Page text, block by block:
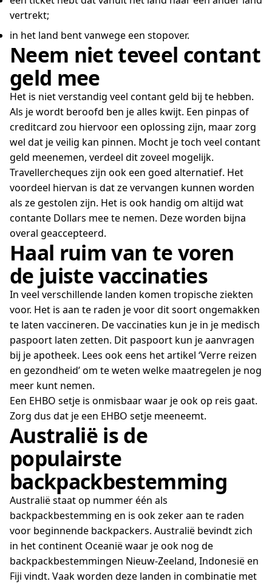
vertrekt;
in het land bent vanwege een stopover.
Neem niet teveel contant
geld mee
Het is niet verstandig veel contant geld bij te hebben.
Als je wordt beroofd ben je alles kwijt. Een pinpas of
creditcard zou hiervoor een oplossing zijn, maar zorg
wel dat je veilig kan pinnen. Mocht je toch veel contant
geld meenemen, verdeel dit zoveel mogelijk.
Travellercheques zijn ook een goed alternatief. Het
voordeel hiervan is dat ze vervangen kunnen worden
als ze gestolen zijn. Het is ook handig om altijd wat
contante Dollars mee te nemen. Deze worden bijna
overal geaccepteerd.
Haal ruim van te voren
de juiste vaccinaties
In veel verschillende landen komen tropische ziekten
voor. Het is aan te raden je voor dit soort ongemakken
te laten vaccineren. De vaccinaties kun je in je medisch
paspoort laten zetten. Dit paspoort kun je aanvragen
bij je apotheek. Lees ook eens het artikel ‘Verre reizen
en gezondheid’ om te weten welke maatregelen je nog
meer kunt nemen.
Een EHBO setje is onmisbaar waar je ook op reis gaat.
Zorg dus dat je een EHBO setje meeneemt.
Australië is de
populairste
backpackbestemming
Australië staat op nummer één als
backpackbestemming en is ook zeker aan te raden
voor beginnende backpackers. Australië bevindt zich
in het continent Oceanië waar je ook nog de
backpackbestemmingen Nieuw-Zeeland, Indonesië en
Fiji vindt. Vaak worden deze landen in combinatie met